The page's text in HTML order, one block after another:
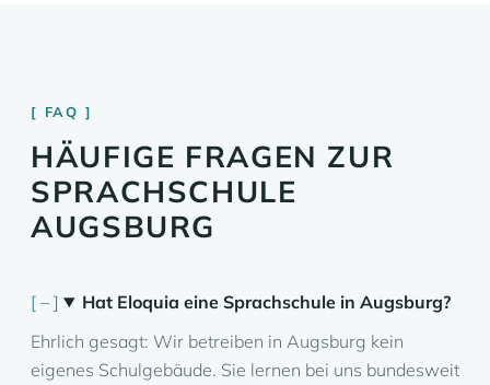
FAQ
HÄUFIGE FRAGEN ZUR
SPRACHSCHULE
AUGSBURG
Hat Eloquia eine Sprachschule in Augsburg?
Ehrlich gesagt: Wir betreiben in Augsburg kein
eigenes Schulgebäude. Sie lernen bei uns bundesweit